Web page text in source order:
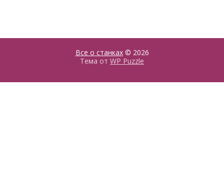
Все о станках© 2026
Тема от WP Puzzle